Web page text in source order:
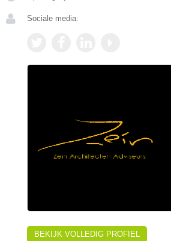
Sociale media:
BEKIJK VOLLEDIG PROFIEL